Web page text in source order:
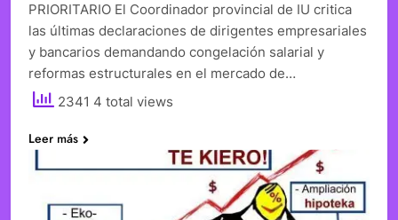
PRIORITARIO El Coordinador provincial de IU critica
las últimas declaraciones de dirigentes empresariales
y bancarios demandando congelación salarial y
reformas estructurales en el mercado de…
2341 4 total views
Leer más